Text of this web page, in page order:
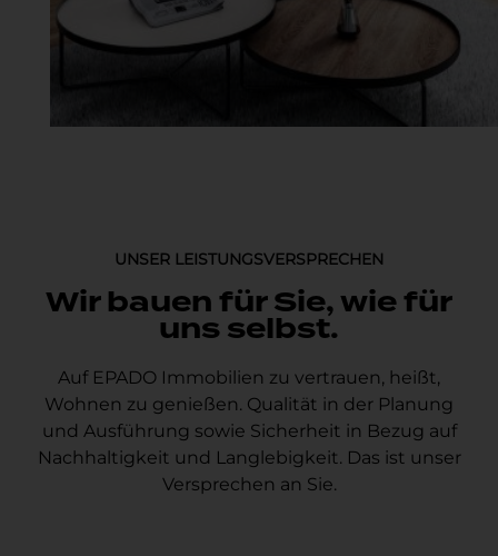
UNSER LEISTUNGSVERSPRECHEN
Wir bauen für Sie, wie für
uns selbst.
Auf EPADO Immobilien zu vertrauen, heißt,
Wohnen zu genießen. Qualität in der Planung
und Ausführung sowie Sicherheit in Bezug auf
Nachhaltigkeit und Langlebigkeit. Das ist unser
Versprechen an Sie.